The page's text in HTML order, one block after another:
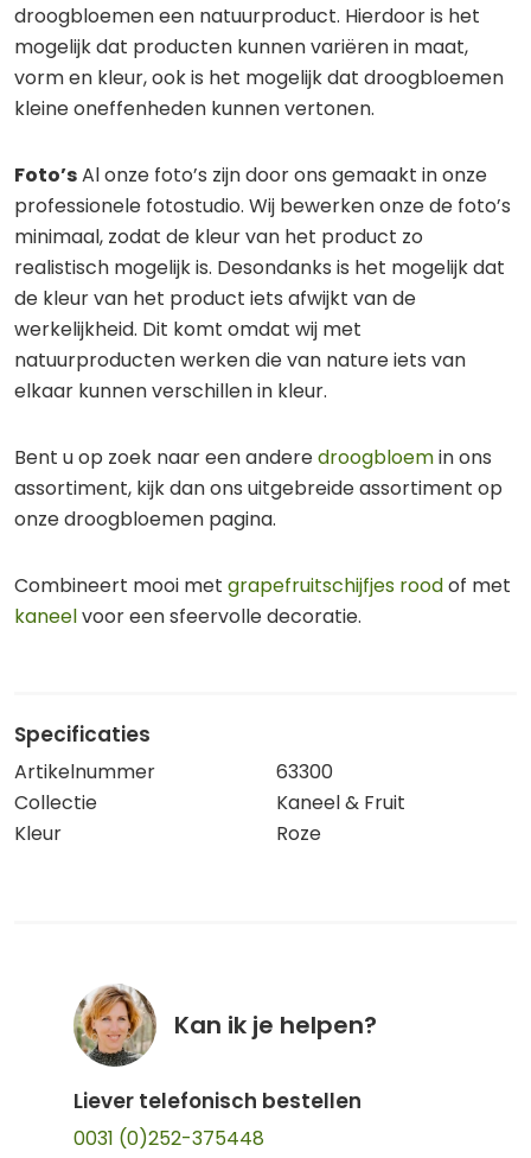
droogbloemen een natuurproduct. Hierdoor is het
mogelijk dat producten kunnen variëren in maat,
vorm en kleur, ook is het mogelijk dat droogbloemen
kleine oneffenheden kunnen vertonen.
Foto’sAl onze foto’s zijn door ons gemaakt in onze
professionele fotostudio. Wij bewerken onze de foto’s
minimaal, zodat de kleur van het product zo
realistisch mogelijk is. Desondanks is het mogelijk dat
de kleur van het product iets afwijkt van de
werkelijkheid. Dit komt omdat wij met
natuurproducten werken die van nature iets van
elkaar kunnen verschillen in kleur.
Bent u op zoek naar een anderedroogbloemin ons
assortiment, kijk dan ons uitgebreide assortiment op
onze droogbloemen pagina.
Combineert mooi met grapefruitschijfjes roodof met
kaneelvoor een sfeervolle decoratie.
Specificaties
Artikelnummer
63300
Collectie
Kaneel & Fruit
Kleur
Roze
Kan ik je helpen?
Liever telefonisch bestellen
0031 (0)252-375448